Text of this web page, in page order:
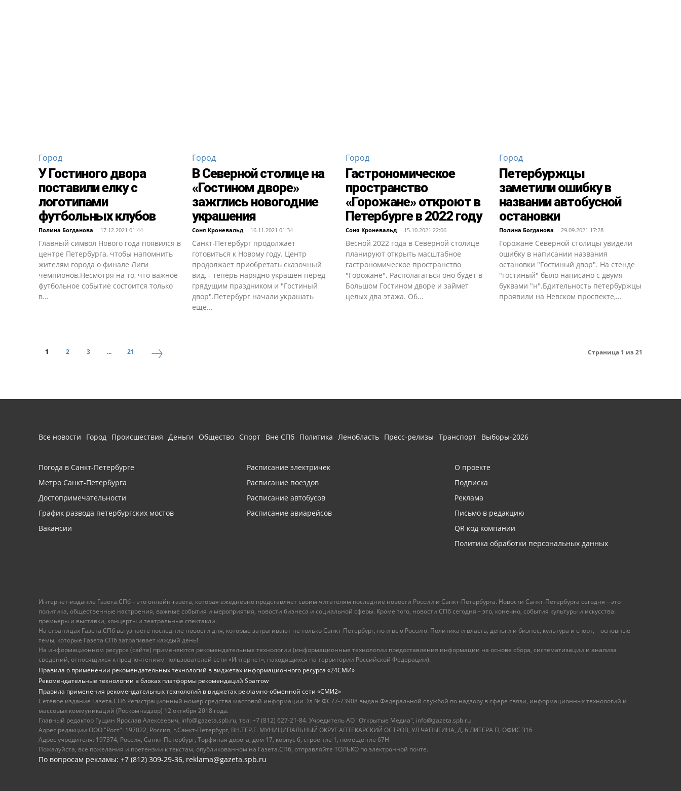
Город
У Гостиного двора
поставили елку с
логотипами
футбольных клубов
Полина Богданова - 17.12.2021 01:44
Главный символ Нового года появился в
центре Петербурга, чтобы напомнить
жителям города о финале Лиги
чемпионов.Несмотря на то, что важное
футбольное событие состоится только
в...
Город
В Северной столице на
«Гостином дворе»
зажглись новогодние
украшения
Соня Кроневальд - 16.11.2021 01:34
Санкт-Петербург продолжает
готовиться к Новому году. Центр
продолжает приобретать сказочный
вид, - теперь нарядно украшен перед
грядущим праздником и "Гостиный
двор".Петербург начали украшать
еще...
Город
Гастрономическое
пространство
«Горожане» откроют в
Петербурге в 2022 году
Соня Кроневальд - 15.10.2021 22:06
Весной 2022 года в Северной столице
планируют открыть масштабное
гастрономическое пространство
"Горожане". Располагаться оно будет в
Большом Гостином дворе и займет
целых два этажа. Об...
Город
Петербуржцы
заметили ошибку в
названии автобусной
остановки
Полина Богданова - 29.09.2021 17:28
Горожане Северной столицы увидели
ошибку в написании названия
остановки "Гостиный двор". На стенде
"гостиный" было написано с двумя
буквами "н".Бдительность петербуржцы
проявили на Невском проспекте,...
1 2 3 ... 21 Страница 1 из 21
Все новости Город Происшествия Деньги Общество Спорт Вне СПб Политика Ленобласть Пресс-релизы Транспорт Выборы-2026
Погода в Санкт-Петербурге
Метро Санкт-Петербурга
Достопримечательности
График развода петербургских мостов
Вакансии
Расписание электричек
Расписание поездов
Расписание автобусов
Расписание авиарейсов
О проекте
Подписка
Реклама
Письмо в редакцию
QR код компании
Политика обработки персональных данных
Интернет-издание Газета.СПб – это онлайн-газета, которая ежедневно представляет своим читателям последние новости России и Санкт-Петербурга. Новости Санкт-Петербурга сегодня – это
политика, общественные настроения, важные события и мероприятия, новости бизнеса и социальной сферы. Кроме того, новости СПб сегодня – это, конечно, события культуры и искусства:
премьеры и выставки, концерты и театральные спектакли.
На страницах Газета.СПб вы узнаете последние новости дня, которые затрагивают не только Санкт-Петербург, но и всю Россию. Политика и власть, деньги и бизнес, культура и спорт, – основные
темы, которые Газета.СПб затрагивает каждый день!
На информационном ресурсе (сайте) применяются рекомендательные технологии (информационные технологии предоставления информации на основе сбора, систематизации и анализа
сведений, относящихся к предпочтениям пользователей сети «Интернет», находящихся на территории Российской Федерации).
Правила о применении рекомендательных технологий в виджетах информационного ресурса «24СМИ»
Рекомендательные технологии в блоках платформы рекомендаций Sparrow
Правила применения рекомендательных технологий в виджетах рекламно-обменной сети «СМИ2»
Сетевое издание Газета.СПб Регистрационный номер средства массовой информации Эл № ФС77-73908 выдан Федеральной службой по надзору в сфере связи, информационных технологий и
массовых коммуникаций (Роскомнадзор) 12 октября 2018 года.
Главный редактор Гущин Ярослав Алексеевич, info@gazeta.spb.ru, тел: +7 (812) 627-21-84. Учредитель АО "Открытые Медиа", info@gazeta.spb.ru
Адрес редакции ООО "Рост": 197022, Россия, г.Санкт-Петербург, ВН.ТЕР.Г. МУНИЦИПАЛЬНЫЙ ОКРУГ АПТЕКАРСКИЙ ОСТРОВ, УЛ ЧАПЫГИНА, Д. 6 ЛИТЕРА П, ОФИС 316
Адрес учредителя: 197374, Россия, Санкт-Петербург, Торфяная дорога, дом 17, корпус 6, строение 1, помещение 67Н
Пожалуйста, все пожелания и претензии к текстам, опубликованном на Газета.СПб, отправляйте ТОЛЬКО по электронной почте.
По вопросам рекламы: +7 (812) 309-29-36, reklama@gazeta.spb.ru